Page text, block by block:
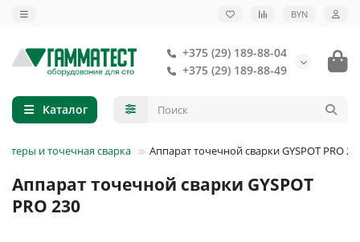
BYN
+375 (29) 189-88-04
+375 (29) 189-88-49
Каталог
и точечная сварка Аппарат точечной сварки GYSPOT PRO
Аппарат точечной сварки GYSPOT
PRO 230